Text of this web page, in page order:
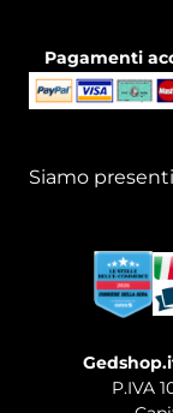
Pagamenti
Siamo
P.IVA